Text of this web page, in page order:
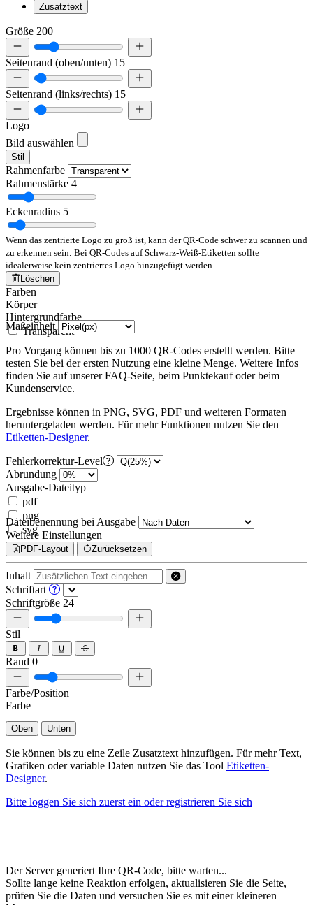
Zusatztext
Größe 200
Seitenrand (oben/unten) 15
Seitenrand (links/rechts) 15
Logo
Bild auswählen
Stil
Rahmenfarbe
Rahmenstärke 4
Eckenradius 5
Wenn das zentrierte Logo zu groß ist, kann der QR-Code schwer zu scannen und
zu erkennen sein. Bei QR-Codes auf Schwarz-Weiß-Etiketten sollte
idealerweise kein zentriertes Logo hinzugefügt werden.
Löschen
Farben
Körper
Hintergrundfarbe
Transparent
Maßeinheit
Pro Vorgang können bis zu 1000 QR-Codes erstellt werden. Bitte
testen Sie bei der ersten Nutzung eine kleine Menge. Weitere Infos
finden Sie auf unserer FAQ-Seite, beim Punktekauf oder beim
Kundenservice.
Ergebnisse können in PNG, SVG, PDF und weiteren Formaten
heruntergeladen werden. Für mehr Funktionen nutzen Sie den
Etiketten-Designer.
Fehlerkorrektur-Level
Abrundung
Ausgabe-Dateityp
pdf
png
svg
Dateibenennung bei Ausgabe
Weitere Einstellungen
PDF-Layout Zurücksetzen
Inhalt
Schriftart
Schriftgröße 24
Stil
Rand 0
Farbe/Position
Farbe
Oben Unten
Sie können bis zu eine Zeile Zusatztext hinzufügen. Für mehr Text,
Grafiken oder variable Daten nutzen Sie das Tool Etiketten-
Designer.
Bitte loggen Sie sich zuerst ein oder registrieren Sie sich
Der Server generiert Ihre QR-Code, bitte warten...
Sollte lange keine Reaktion erfolgen, aktualisieren Sie die Seite,
prüfen Sie die Daten und versuchen Sie es mit einer kleineren